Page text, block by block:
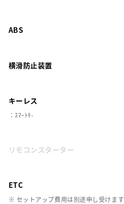
ABS
横滑防止装置
キーレス
：ｽﾏｰﾄｷ-
リモコンスターター
ETC
※ セットアップ費用は別途申し受けます